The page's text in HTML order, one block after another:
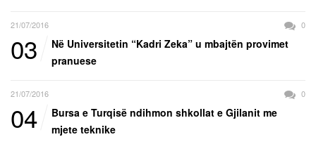
21/07/2016 0
03
Në Universitetin “Kadri Zeka” u mbajtën provimet
pranuese
21/07/2016 0
04
Bursa e Turqisë ndihmon shkollat e Gjilanit me
mjete teknike